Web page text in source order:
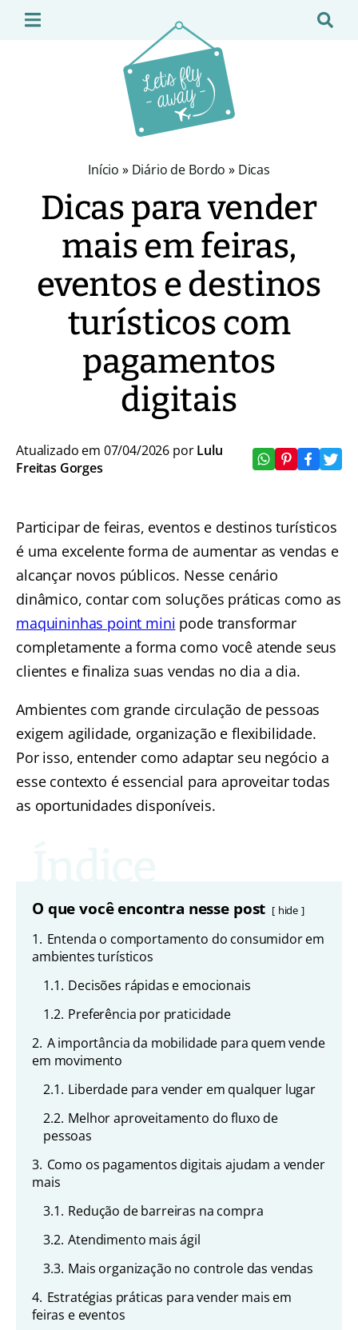
Início » Diário de Bordo » Dicas
Dicas para vender
mais em feiras,
eventos e destinos
turísticos com
pagamentos
digitais
Atualizado em 07/04/2026 porLulu
Freitas Gorges
Participar de feiras, eventos e destinos turísticos
é uma excelente forma de aumentar as vendas e
alcançar novos públicos. Nesse cenário
dinâmico, contar com soluções práticas como as
maquininhas point mini pode transformar
completamente a forma como você atende seus
clientes e finaliza suas vendas no dia a dia.
Ambientes com grande circulação de pessoas
exigem agilidade, organização e flexibilidade.
Por isso, entender como adaptar seu negócio a
esse contexto é essencial para aproveitar todas
as oportunidades disponíveis.
O que você encontra nesse post hide
1. Entenda o comportamento do consumidor em
ambientes turísticos
1.1. Decisões rápidas e emocionais
1.2. Preferência por praticidade
2. A importância da mobilidade para quem vende
em movimento
2.1. Liberdade para vender em qualquer lugar
2.2. Melhor aproveitamento do fluxo de
pessoas
3. Como os pagamentos digitais ajudam a vender
mais
3.1. Redução de barreiras na compra
3.2. Atendimento mais ágil
3.3. Mais organização no controle das vendas
4. Estratégias práticas para vender mais em
feiras e eventos